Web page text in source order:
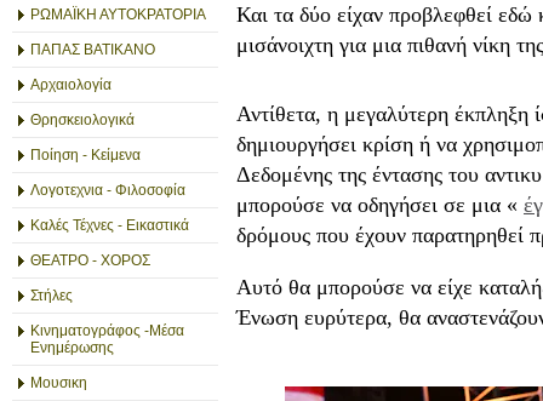
ΡΩΜΑΪΚΗ ΑΥΤΟΚΡΑΤΟΡΙΑ
ΠΑΠΑΣ ΒΑΤΙΚΑΝΟ
Αρχαιολογία
Θρησκειολογικά
Ποίηση - Κείμενα
Λογοτεχνια - Φιλοσοφία
Καλές Τέχνες - Εικαστικά
ΘΕΑΤΡΟ - ΧΟΡΟΣ
Στήλες
Κινηματογράφος -Μέσα
Ενημέρωσης
Μουσικη
Και τα δύο είχαν προβλεφθεί
μισάνοιχτη για μια πιθανή νίκη
Αντίθετα, η μεγαλύτερη
δημιουργήσει κρίση ή να
Δεδομένης της έντασης του
μπορούσε να οδηγήσει σε μια «
δρόμους που έχουν παρατηρηθεί
Αυτό θα μπορούσε να είχε
Ένωση ευρύτερα, θα